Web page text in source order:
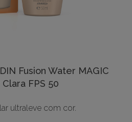
Fusion Water MAGIC
FPS 50
ultraleve com cor.